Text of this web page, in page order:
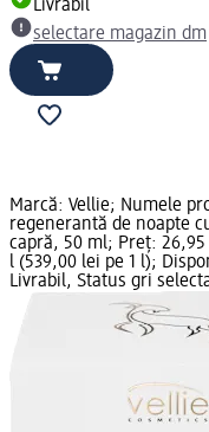
Livrabil
selectare magazin dm
Marcă: Vellie; Numele
regenerantă de noapte
capră, 50 ml; Preț:
l (539,00 lei pe 1 l);
Livrabil, Status gri